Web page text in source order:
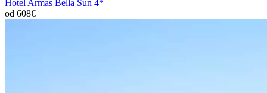
Hotel Armas Bella Sun 4*
od 608€